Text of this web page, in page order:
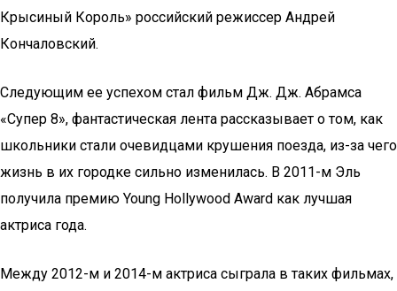
Крысиный Король» российский режиссер Андрей
Кончаловский.
Следующим ее успехом стал фильм Дж. Дж. Абрамса
«Супер 8», фантастическая лента рассказывает о том, как
школьники стали очевидцами крушения поезда, из-за чего
жизнь в их городке сильно изменилась. В 2011-м Эль
получила премию Young Hollywood Award как лучшая
актриса года.
Между 2012-м и 2014-м актриса сыграла в таких фильмах,